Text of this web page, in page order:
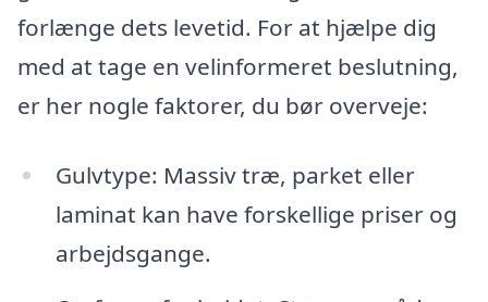
forlænge dets levetid. For at hjælpe dig
med at tage en velinformeret beslutning,
er her nogle faktorer, du bør overveje:
Gulvtype: Massiv træ, parket eller
laminat kan have forskellige priser og
arbejdsgange.